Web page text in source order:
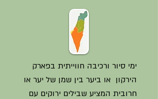
ימי סיור ורכיבה חווייתית בפארק
הירקון או ביער בין שמן של יער או
חרובית המציע שבילים ירוקים עם